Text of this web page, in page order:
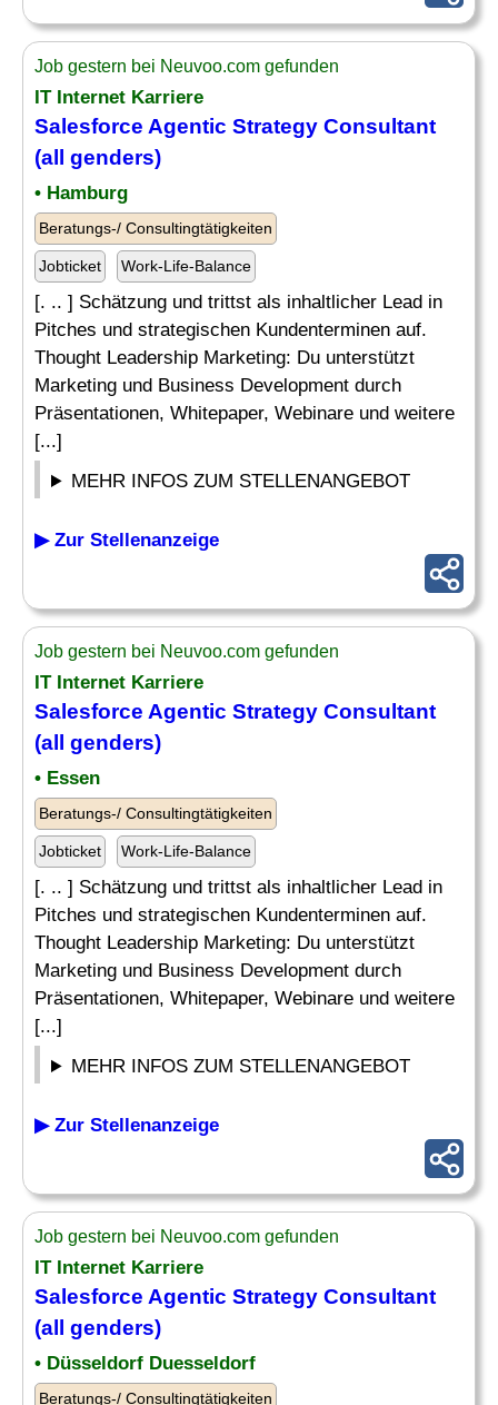
Job gestern bei Neuvoo.com gefunden
IT Internet Karriere
Salesforce Agentic Strategy Consultant
(all genders)
• Hamburg
Beratungs-/ Consultingtätigkeiten
Jobticket Work-Life-Balance
[. .. ] Schätzung und trittst als inhaltlicher Lead in
Pitches und strategischen Kundenterminen auf.
Thought Leadership Marketing: Du unterstützt
Marketing und Business Development durch
Präsentationen, Whitepaper, Webinare und weitere
[...]
MEHR INFOS ZUM STELLENANGEBOT
▶ Zur Stellenanzeige
Job gestern bei Neuvoo.com gefunden
IT Internet Karriere
Salesforce Agentic Strategy Consultant
(all genders)
• Essen
Beratungs-/ Consultingtätigkeiten
Jobticket Work-Life-Balance
[. .. ] Schätzung und trittst als inhaltlicher Lead in
Pitches und strategischen Kundenterminen auf.
Thought Leadership Marketing: Du unterstützt
Marketing und Business Development durch
Präsentationen, Whitepaper, Webinare und weitere
[...]
MEHR INFOS ZUM STELLENANGEBOT
▶ Zur Stellenanzeige
Job gestern bei Neuvoo.com gefunden
IT Internet Karriere
Salesforce Agentic Strategy Consultant
(all genders)
• Düsseldorf Duesseldorf
Beratungs-/ Consultingtätigkeiten